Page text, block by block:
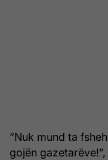
“Nuk mund ta
gojën